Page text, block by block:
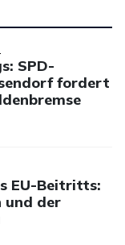
SPD-
fordert
EU-Beitritts:
und der